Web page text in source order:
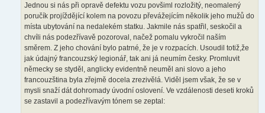
Jednou si nás při opravě defektu vozu povšiml rozložitý, neomalený
poručík projíždějící kolem na povozu převážejícím několik jeho mužů do
místa ubytování na nedalekém statku. Jakmile nás spatřil, seskočil a
chvíli nás podezřívavě pozoroval, načež pomalu vykročil naším
směrem. Z jeho chování bylo patrné, že je v rozpacích. Usoudil totiž,že
jak údajný francouzský legionář, tak ani já neumím česky. Promluvit
německy se styděl, anglicky evidentně neuměl ani slovo a jeho
francouzština byla zřejmě docela zrezivělá. Viděl jsem však, že se v
mysli snaží dát dohromady úvodní oslovení. Ve vzdálenosti deseti kroků
se zastavil a podezřívavým tónem se zeptal: